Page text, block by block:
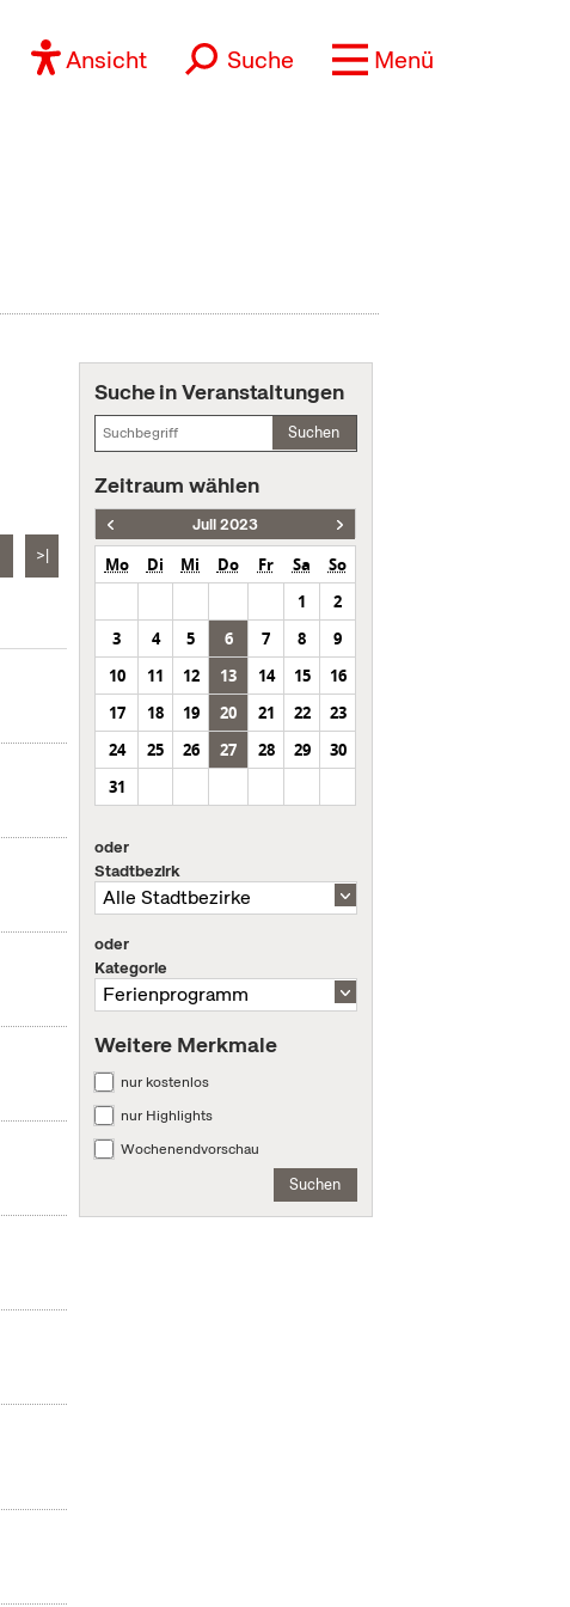
Ansicht Suche Menü
>|
Suche in Veranstaltungen
Suchen
Zeitraum wählen
Juli 2023
Mo Di Mi Do Fr Sa
So
1
2
3
4 5 6 7 8
9
10
11 12 13 14 15
16
17
18 19 20 21 22
23
24
25 26 27 28 29
30
31
oder
Stadtbezirk
oder
Kategorie
Weitere Merkmale
nur kostenlos
nur Highlights
Wochenendvorschau
Suchen